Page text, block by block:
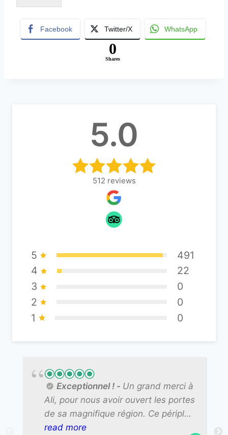
e
Facebook Twitter/X WhatsApp
0
Shares
5.0
512 reviews
5
491
4
22
3
0
2
0
1
0
Exceptionnel !
Un grand merci à
Ali, pour nous avoir ouvert les portes
de sa magnifique région. Ce périple
entre les kasbahs de la route des
read more